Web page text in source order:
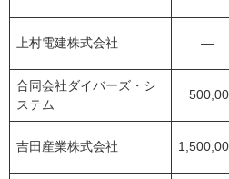
上村電建株式会社 ―
合同会社ダイバーズ・シ
ステム
吉田産業株式会社